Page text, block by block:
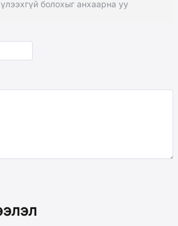
болохыг анхаарна уу